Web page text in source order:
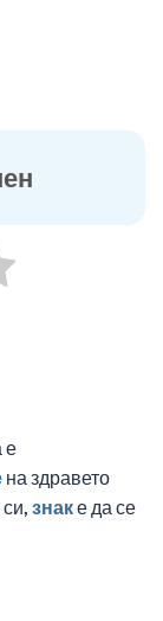
е
на здравето
знаке да се